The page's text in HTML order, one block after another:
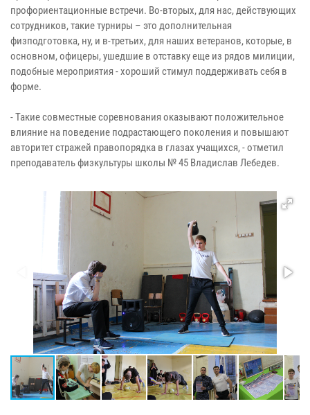
профориентационные встречи. Во-вторых, для нас, действующих
сотрудников, такие турниры – это дополнительная
физподготовка, ну, и в-третьих, для наших ветеранов, которые, в
основном, офицеры, ушедшие в отставку еще из рядов милиции,
подобные мероприятия - хороший стимул поддерживать себя в
форме.
- Такие совместные соревнования оказывают положительное
влияние на поведение подрастающего поколения и повышают
авторитет стражей правопорядка в глазах учащихся, - отметил
преподаватель физкультуры школы № 45 Владислав Лебедев.